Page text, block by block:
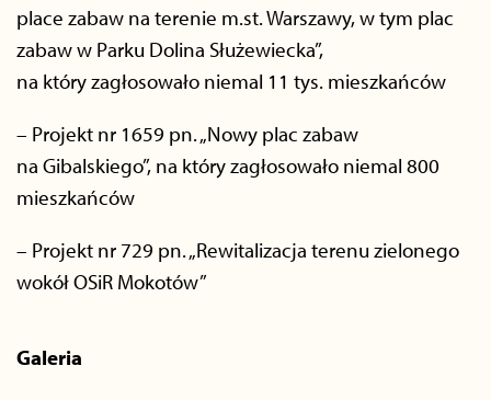
place zabaw na terenie m.st. Warszawy,w tym plac
zabaw w Parku Dolina Służewiecka”,
na który zagłosowało niemal 11 tys. mieszkańców
– Projekt nr 1659 pn. „Nowy plac zabaw
na Gibalskiego”, na który zagłosowało niemal 800
mieszkańców
– Projekt nr 729 pn. „Rewitalizacja terenu zielonego
wokół OSiR Mokotów”
Galeria